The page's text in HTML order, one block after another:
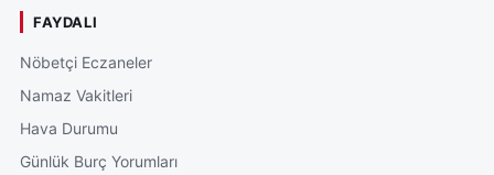
FAYDALI
Nöbetçi Eczaneler
Namaz Vakitleri
Hava Durumu
Günlük Burç Yorumları